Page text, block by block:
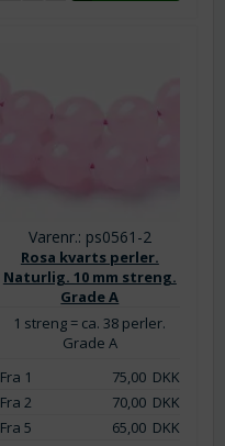
Varenr.: ps0561-2
Rosa kvarts perler.
Naturlig. 10 mm streng.
Grade A
1 streng = ca. 38 perler.
Grade A
Fra 1
75,00DKK
Fra 2
70,00DKK
Fra 5
65,00DKK